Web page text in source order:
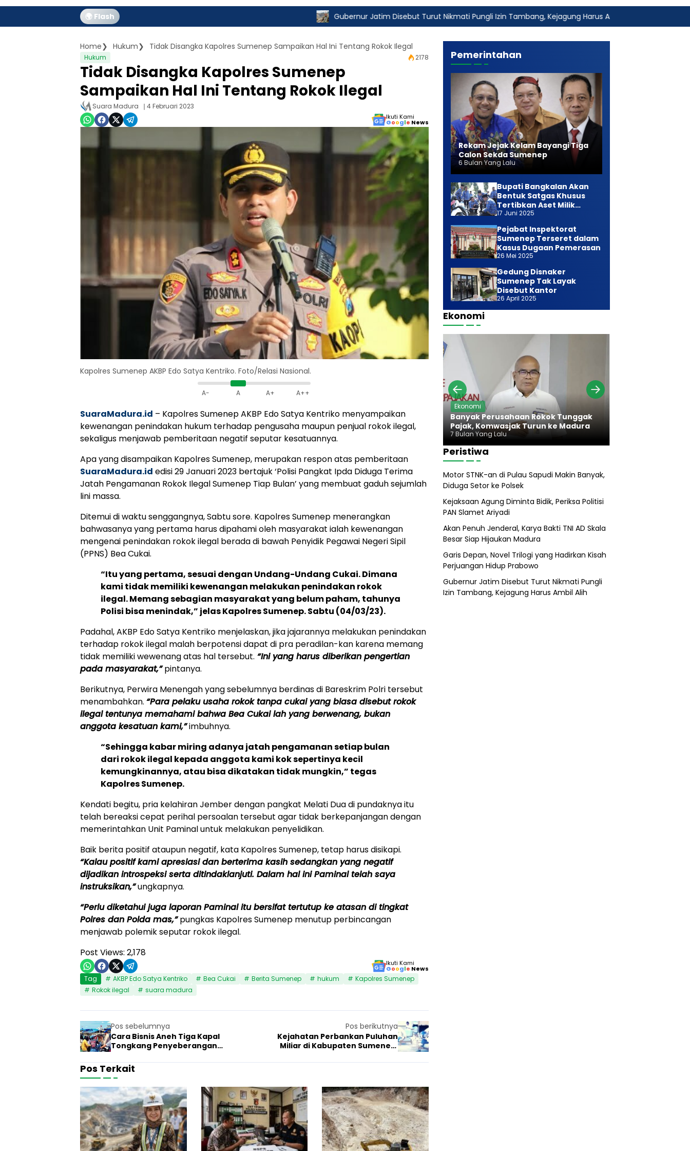
🌍 Flash Gubernur Jatim Disebut Turut Nikmati Pungli Izin Tambang, Kejagung Harus Ambil Alih
Home Hukum Tidak Disangka Kapolres Sumenep Sampaikan Hal Ini Tentang Rokok Ilegal
Hukum 2178
Tidak Disangka Kapolres Sumenep
Sampaikan Hal Ini Tentang Rokok Ilegal
Suara Madura 4 Februari 2023
Ikuti Kami
Google News
Kapolres Sumenep AKBP Edo Satya Kentriko. Foto/Relasi Nasional.
A- A A+ A++
SuaraMadura.id – Kapolres Sumenep AKBP Edo Satya Kentriko menyampaikan
kewenangan penindakan hukum terhadap pengusaha maupun penjual rokok ilegal,
sekaligus menjawab pemberitaan negatif seputar kesatuannya.
Apa yang disampaikan Kapolres Sumenep, merupakan respon atas pemberitaan
SuaraMadura.id edisi 29 Januari 2023 bertajuk ‘Polisi Pangkat Ipda Diduga Terima
Jatah Pengamanan Rokok Ilegal Sumenep Tiap Bulan’ yang membuat gaduh sejumlah
lini massa.
Ditemui di waktu senggangnya, Sabtu sore. Kapolres Sumenep menerangkan
bahwasanya yang pertama harus dipahami oleh masyarakat ialah kewenangan
mengenai penindakan rokok ilegal berada di bawah Penyidik Pegawai Negeri Sipil
(PPNS) Bea Cukai.
“Itu yang pertama, sesuai dengan Undang-Undang Cukai. Dimana
kami tidak memiliki kewenangan melakukan penindakan rokok
ilegal. Memang sebagian masyarakat yang belum paham, tahunya
Polisi bisa menindak,” jelas Kapolres Sumenep. Sabtu (04/03/23).
Padahal, AKBP Edo Satya Kentriko menjelaskan, jika jajarannya melakukan penindakan
terhadap rokok ilegal malah berpotensi dapat di pra peradilan-kan karena memang
tidak memiliki wewenang atas hal tersebut. “Ini yang harus diberikan pengertian
pada masyarakat,”pintanya.
Berikutnya, Perwira Menengah yang sebelumnya berdinas di Bareskrim Polri tersebut
menambahkan. “Para pelaku usaha rokok tanpa cukai yang biasa disebut rokok
ilegal tentunya memahami bahwa Bea Cukai lah yang berwenang, bukan
anggota kesatuan kami,”imbuhnya.
“Sehingga kabar miring adanya jatah pengamanan setiap bulan
dari rokok ilegal kepada anggota kami kok sepertinya kecil
kemungkinannya, atau bisa dikatakan tidak mungkin,” tegas
Kapolres Sumenep.
Kendati begitu, pria kelahiran Jember dengan pangkat Melati Dua di pundaknya itu
telah bereaksi cepat perihal persoalan tersebut agar tidak berkepanjangan dengan
memerintahkan Unit Paminal untuk melakukan penyelidikan.
Baik berita positif ataupun negatif, kata Kapolres Sumenep, tetap harus disikapi.
“Kalau positif kami apresiasi dan berterima kasih sedangkan yang negatif
dijadikan introspeksi serta ditindaklanjuti. Dalam hal ini Paminal telah saya
instruksikan,”ungkapnya.
“Perlu diketahui juga laporan Paminal itu bersifat tertutup ke atasan di tingkat
Polres dan Polda mas,”pungkas Kapolres Sumenep menutup perbincangan
menjawab polemik seputar rokok ilegal.
Post Views: 2,178
Ikuti Kami
Google News
Tag AKBP Edo Satya Kentriko Bea Cukai Berita Sumenep hukum
Kapolres Sumenep
Rokok ilegal
suara madura
Pos sebelumnya
Cara Bisnis Aneh Tiga Kapal
Tongkang Penyeberangan
Masyarakat
Pos berikutnya
Kejahatan Perbankan Puluhan
Miliar di Kabupaten Sumenep,
Pos Terkait
Hukum
G
u
b
7 Juni 2026 Hukum
1 Juni 2026
P
o
l
25 Februari 2026
Pemerintahan
Rekam Jejak Kelam Bayangi Tiga
Calon Sekda Sumenep
6 Bulan Yang Lalu
Bupati Bangkalan Akan
Bentuk Satgas Khusus
Tertibkan Aset Milik
Daerah
17 Juni 2025
Pejabat Inspektorat
Sumenep Terseret dalam
Kasus Dugaan Pemerasan
26 Mei 2025
Gedung Disnaker
Sumenep Tak Layak
Disebut Kantor
26 April 2025
Ekonomi
Ekonomi
Banyak Perusahaan Rokok Tunggak
Pajak, Komwasjak Turun ke Madura
7 Bulan Yang Lalu
Peristiwa
Motor STNK-an di Pulau Sapudi Makin Banyak,
Diduga Setor ke Polsek
Kejaksaan Agung Diminta Bidik, Periksa Politisi
PAN Slamet Ariyadi
Akan Penuh Jenderal, Karya Bakti TNI AD Skala
Besar Siap Hijaukan Madura
Garis Depan, Novel Trilogi yang Hadirkan Kisah
Perjuangan Hidup Prabowo
Gubernur Jatim Disebut Turut Nikmati Pungli
Izin Tambang, Kejagung Harus Ambil Alih